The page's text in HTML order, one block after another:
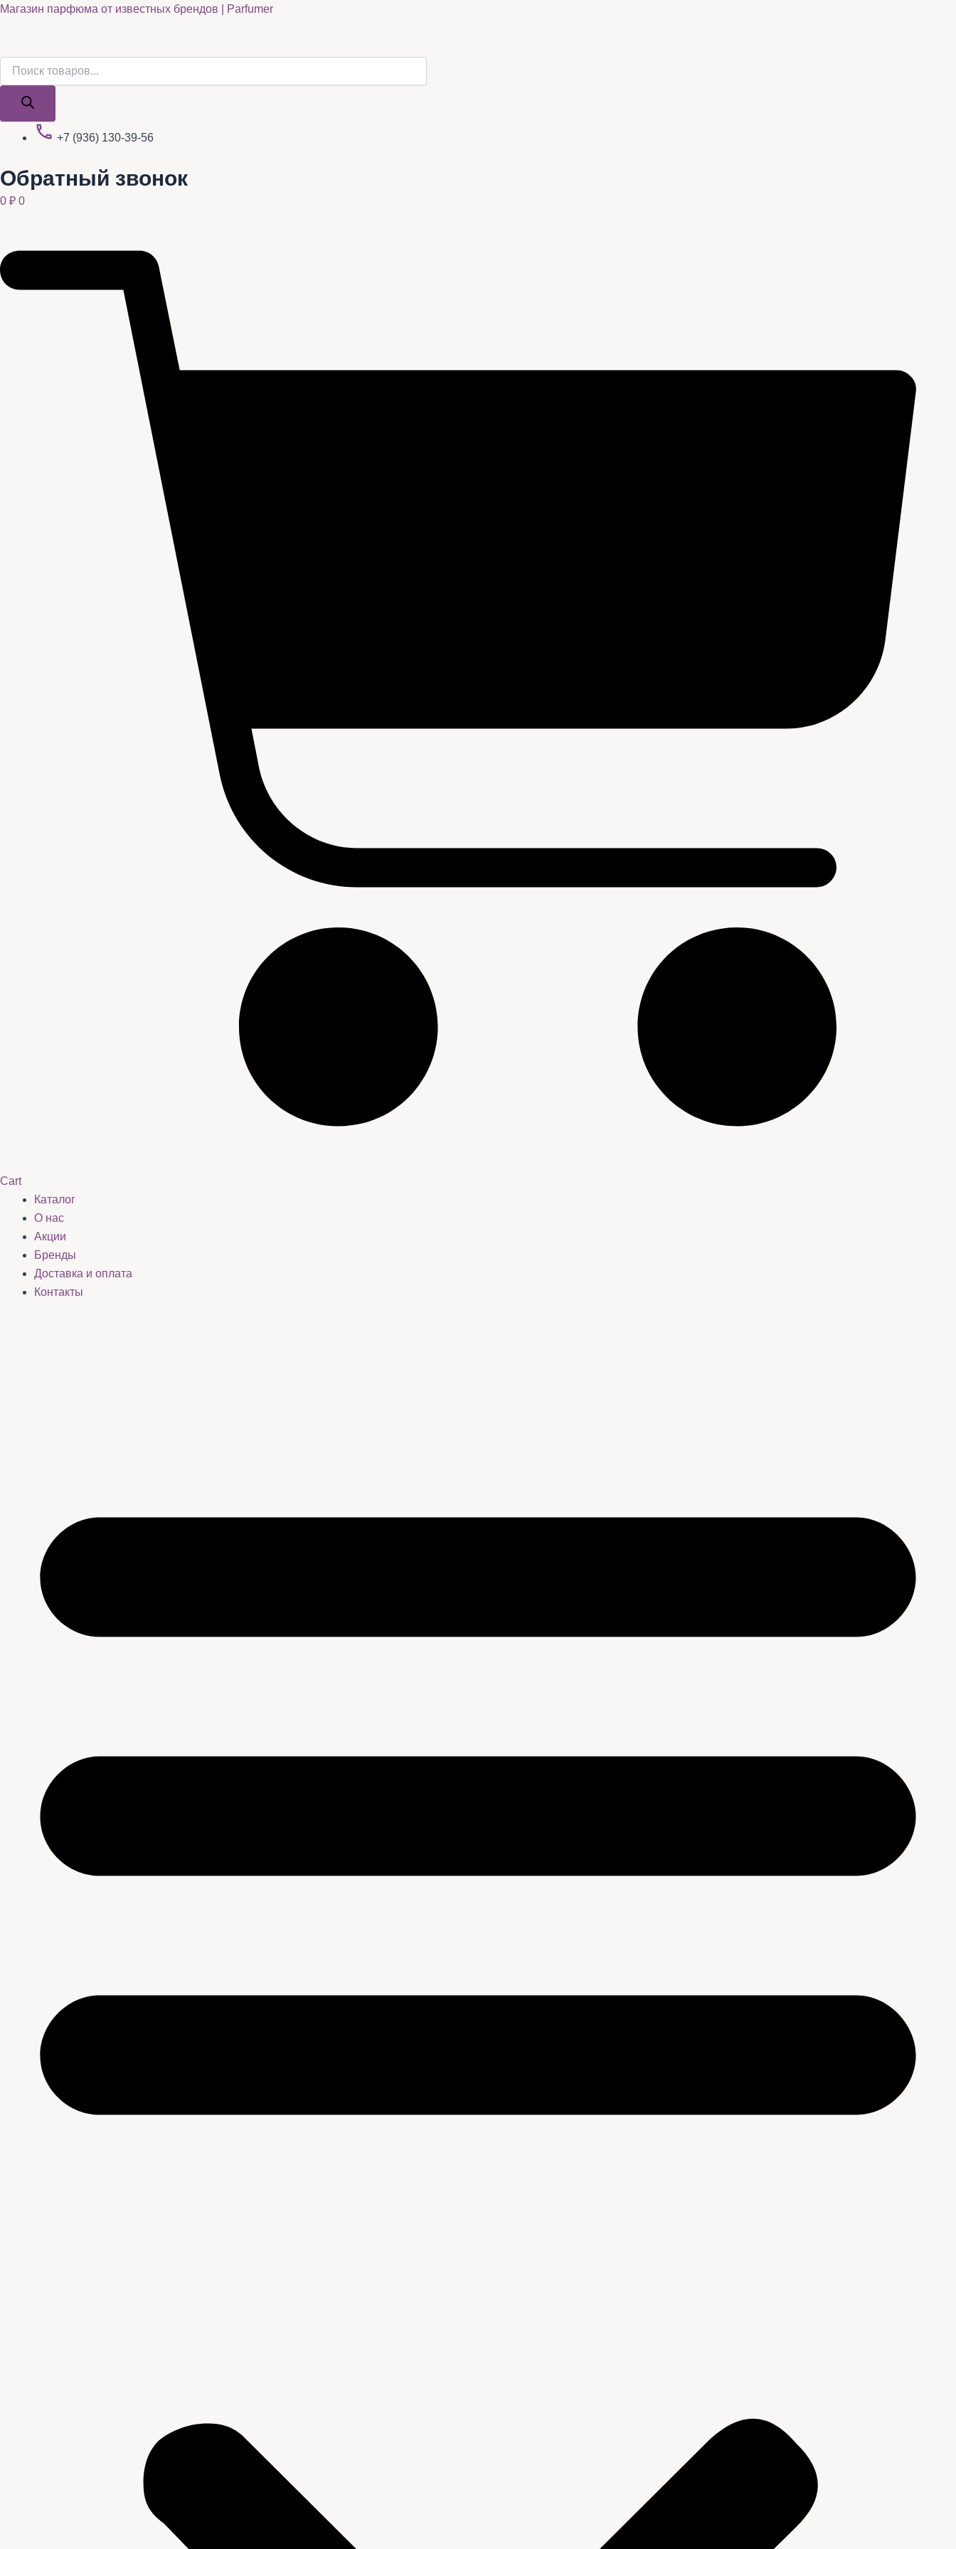
Перейти
Магазин парфюма от известных брендов | Parfumer
Поиск
+7 (936) 130-39-56
Обратный звонок
0 ₽ 0
Cart
Каталог
О нас
Акции
Бренды
Доставка и оплата
Контакты
Поиск
Quantity